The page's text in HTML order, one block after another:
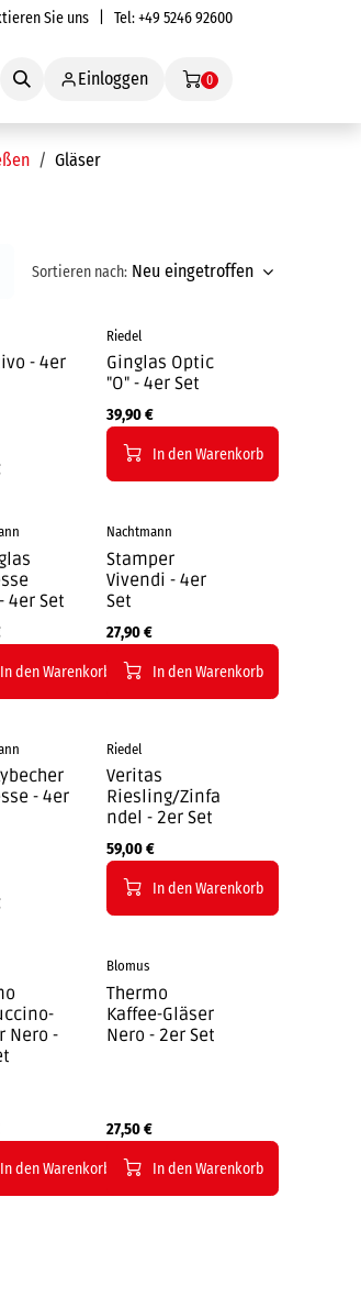
Sie uns | Tel:+49 5246 92600
Einloggen 0
Gläser
Sortieren nach: Neu eingetroffen
- 4er
Riedel
Ginglas Optic
"O" - 4er Set
39,90€
In den Warenkorb
4er Set
In den Warenkorb
Nachtmann
Stamper
Vivendi - 4er
Set
27,90€
In den Warenkorb
- 4er
Riedel
Veritas
Riesling/Zinfa
ndel - 2er Set
59,00€
In den Warenkorb
Nero -
In den Warenkorb
Blomus
Thermo
Kaffee-Gläser
Nero - 2er Set
27,50€
In den Warenkorb